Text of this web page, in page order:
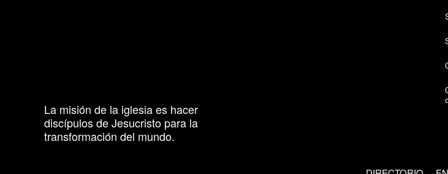
La misión de la iglesia es hacer
discípulos de Jesucristo para la
transformación del mundo.